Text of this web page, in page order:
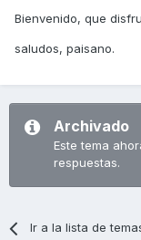
Bienvenido, que
saludos, paisano.
Archivado
Este tema
respuestas.
Ir a la lista de